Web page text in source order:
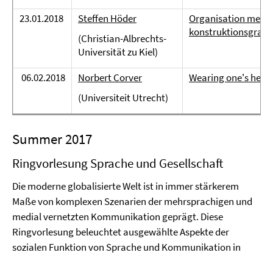
23.01.2018
Steffen Höder
(Christian-Albrechts-
Universität zu Kiel)
Organisation
06.02.2018
Norbert Corver
(Universiteit Utrecht)
Wearing one's
Summer 2017
Ringvorlesung Sprache und Gesellschaft
Die moderne globalisierte Welt ist in immer stärkerem
Maße von komplexen Szenarien der mehrsprachigen und
medial vernetzten Kommunikation geprägt. Diese
Ringvorlesung beleuchtet ausgewählte Aspekte der
sozialen Funktion von Sprache und Kommunikation in